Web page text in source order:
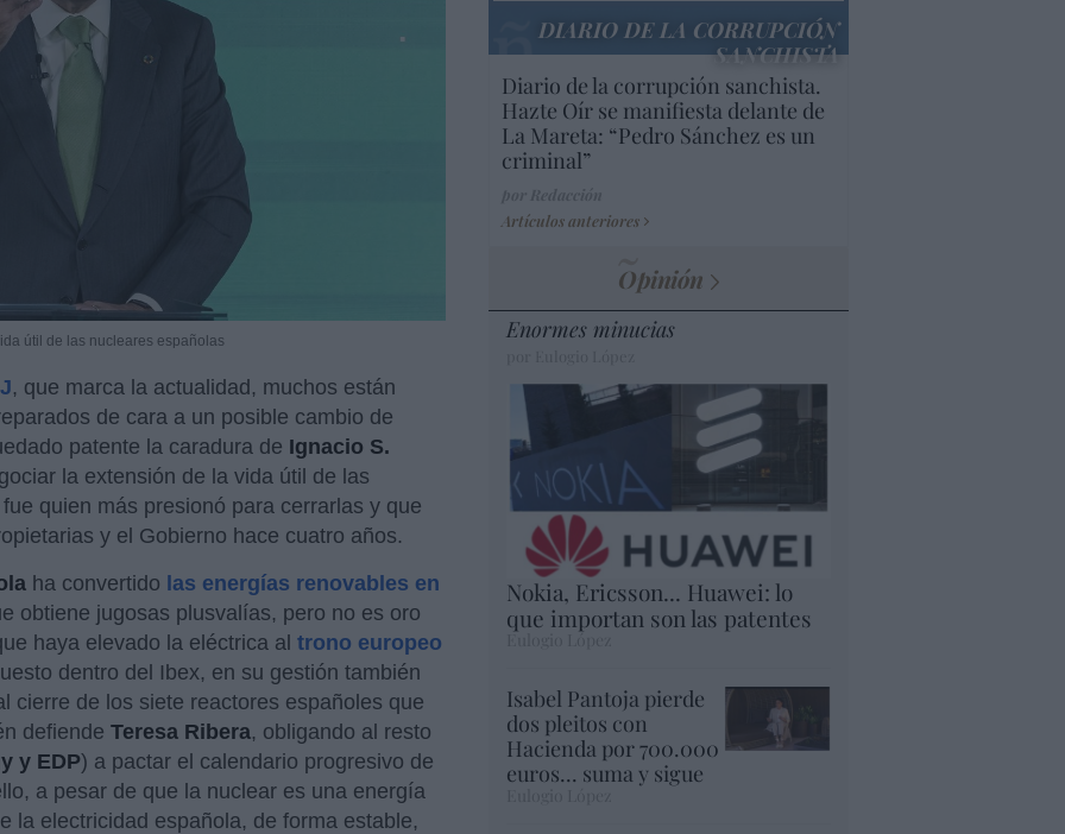
útil de las nucleares españolas
, que marca la actualidad, muchos están
de cara a un posible cambio de
patente la caradura de Ignacio S.
la extensión de la vida útil de las
quien más presionó para cerrarlas y que
y el Gobierno hace cuatro años.
ha convertido las energías renovables en
obtiene jugosas plusvalías, pero no es oro
haya elevado la eléctrica al trono europeo
dentro del Ibex, en su gestión también
cierre de los siete reactores españoles que
defiende Teresa Ribera, obligando al resto
y EDP) a pactar el calendario progresivo de
a pesar de que la nuclear es una energía
la electricidad española, de forma estable,
DIARIO DE LA CORRUPCIÓN
SANCHISTA
Diario de la corrupción sanchista.
Hazte Oír se manifiesta delante de
La Mareta: “Pedro Sánchez es un
criminal”
Artículos anteriores
Opinión
Enormes minucias
Nokia, Ericsson... Huawei: lo
que importan son las patentes
Eulogio López
Isabel Pantoja pierde
dos pleitos con
Hacienda por 700.000
euros... suma y sigue